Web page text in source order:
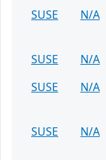
SUSE
N/A
SUSE
N/A
SUSE
N/A
SUSE
N/A